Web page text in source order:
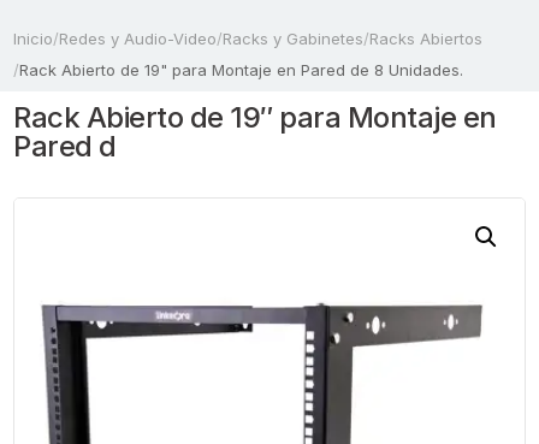
Inicio/Redes y Audio-Video/Racks y Gabinetes/Racks Abiertos
/Rack Abierto de 19" para Montaje en Pared de 8 Unidades.
Rack Abierto de 19″ para Montaje en
Pared d